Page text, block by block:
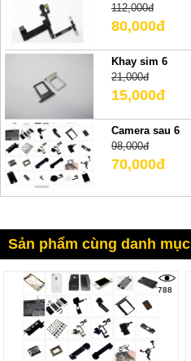
112,000đ
80,000đ
Khay sim 6
21,000đ
15,000đ
Camera sau 6
98,000đ
70,000đ
Sản phẩm cùng danh mục
788